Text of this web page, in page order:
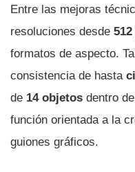
Entre las mejoras
resoluciones desde
formatos de aspecto.
consistencia de hasta
de 14 objetos dentro
función orientada a la
guiones gráficos.